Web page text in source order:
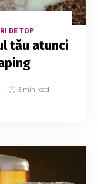
DE TOP
tău atunci
3 min read